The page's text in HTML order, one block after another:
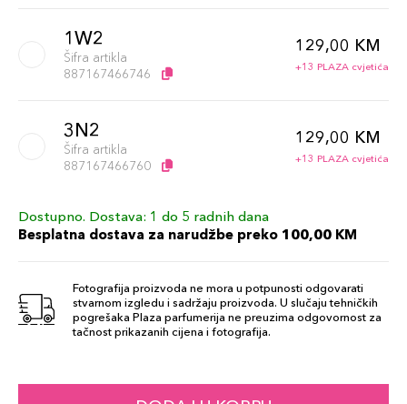
1W2
Šifra artikla
887167466746
129,00 KM
+13 PLAZA cvjetića
3N2
Šifra artikla
887167466760
129,00 KM
+13 PLAZA cvjetića
2C3
Šifra artikla
129,00 KM
Dostupno. Dostava: 1 do 5 radnih dana
Besplatna dostava za narudžbe preko 100,00 KM
Fotografija proizvoda ne mora u potpunosti odgovarati
stvarnom izgledu i sadržaju proizvoda. U slučaju tehničkih
pogrešaka Plaza parfumerija ne preuzima odgovornost za
tačnost prikazanih cijena i fotografija.